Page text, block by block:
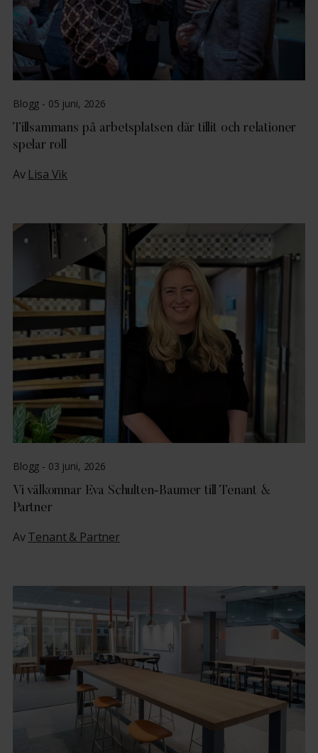
Blogg - 05 juni, 2026
Tillsammans på arbetsplatsen där tillit och relationer
spelar roll
Av Lisa Vik
Blogg - 03 juni, 2026
Vi välkomnar Eva Schulten-Baumer till Tenant &
Partner
AvTenant & Partner